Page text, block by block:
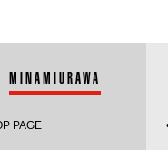
MINAMIURAWA
PAGE